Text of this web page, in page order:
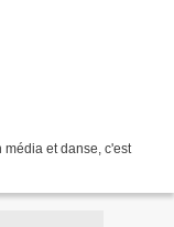
média et danse, c'est